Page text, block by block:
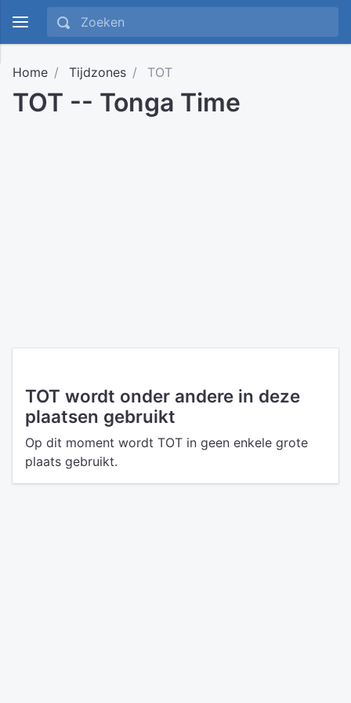
Home Tijdzones TOT
TOT -- Tonga Time
TOT wordt onder andere in deze
plaatsen gebruikt
Op dit moment wordt TOT in geen enkele grote
plaats gebruikt.